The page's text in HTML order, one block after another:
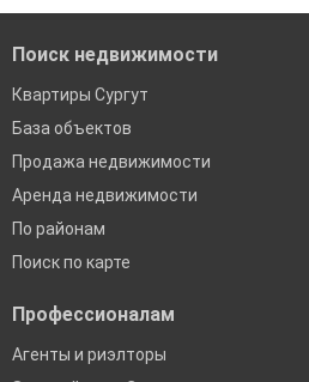
Поиск недвижимости
Квартиры Сургут
База объектов
Продажа недвижимости
Аренда недвижимости
По районам
Поиск по карте
Профессионалам
Агенты и риэлторы